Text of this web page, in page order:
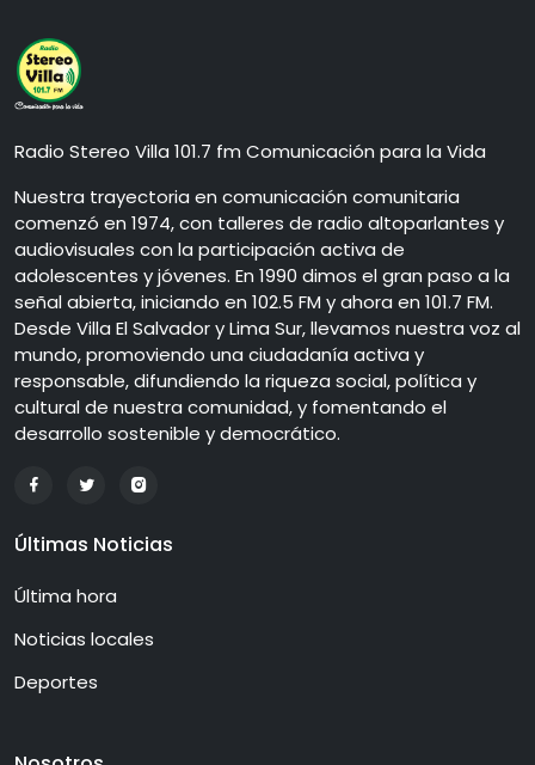
Radio Stereo Villa 101.7 fm Comunicación para la Vida
Nuestra trayectoria en comunicación comunitaria
comenzó en 1974, con talleres de radio altoparlantes y
audiovisuales con la participación activa de
adolescentes y jóvenes. En 1990 dimos el gran paso a la
señal abierta, iniciando en 102.5 FM y ahora en 101.7 FM.
Desde Villa El Salvador y Lima Sur, llevamos nuestra voz al
mundo, promoviendo una ciudadanía activa y
responsable, difundiendo la riqueza social, política y
cultural de nuestra comunidad, y fomentando el
desarrollo sostenible y democrático.
Últimas Noticias
Última hora
Noticias locales
Deportes